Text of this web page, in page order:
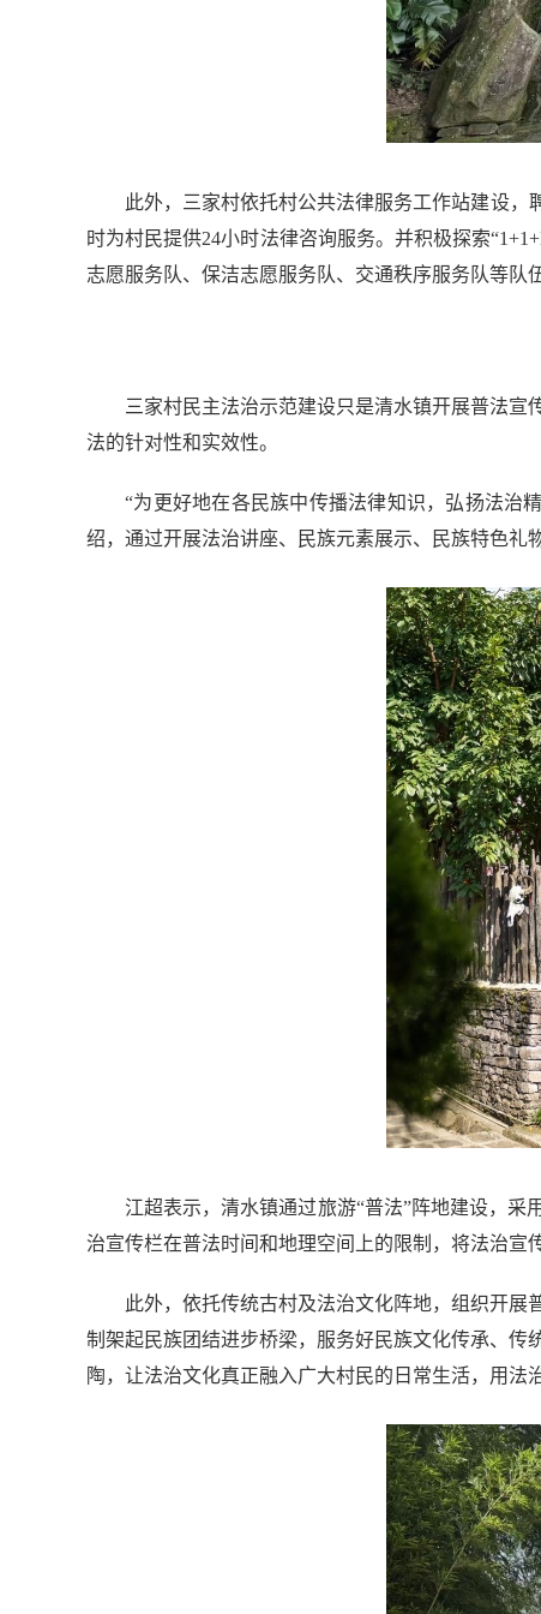
此外，三家村依托村公共法律服务工作站建设
时为村民提供24小时法律咨询服务。并积极探索
志愿服务队、保洁志愿服务队、交通秩序服务队等队
三家村民主法治示范建设只是清水镇开展普法
法的针对性和实效性。
“为更好地在各民族中传播法律知识，弘扬法治
绍，通过开展法治讲座、民族元素展示、民族特色礼
江超表示，清水镇通过旅游“普法”阵地建设，
治宣传栏在普法时间和地理空间上的限制，将法治宣
此外，依托传统古村及法治文化阵地，组织开
制架起民族团结进步桥梁，服务好民族文化传承、
陶，让法治文化真正融入广大村民的日常生活，用法